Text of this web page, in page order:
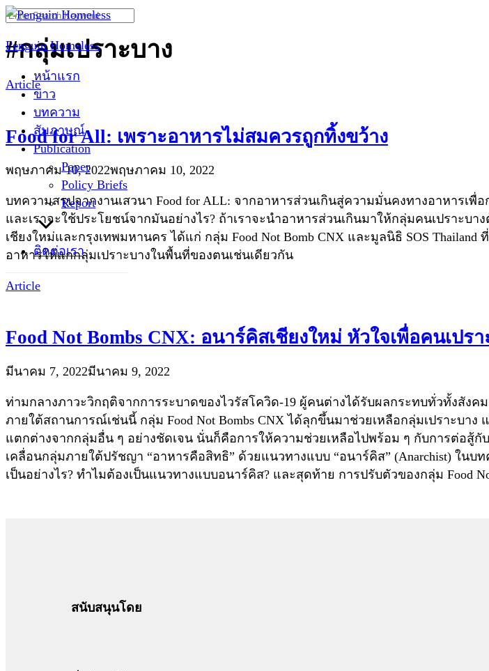
Skip
content
Penguin Homeless
หน้าแรก
ข่าว
บทความ
สัมภาษณ์
Publication
Paper
Policy Briefs
Report
ติดต่อเรา
Search
#กลุ่มเปราะบาง
Article
Food for All: เพราะอาหารไม่สมควรถูกทิ้งขว้าง
พฤษภาคม 10, 2022พฤษภาคม 10, 2022
บทความสรุปจากงานเสวนา Food for ALL: จากอาหารส่วนเกินสู่ความมั่นคงทางอาหารเ
และเราจะใช้ประโยชน์จากมันอย่างไร? ถ้าเราจะนำอาหารส่วนเกินมาให้กลุ่มคนเปราะ
เชียงใหม่และกรุงเทพมหานคร ได้แก่ กลุ่ม Food Not Bomb CNX และมูลนิธิ SOS
อาหารให้แก่กลุ่มเปราะบางในพื้นที่ของตนเช่นเดียวกัน
Article
Food Not Bombs CNX: อนาร์คิสเชียงใหม่ หัวใจเพื่อคนเปรา
มีนาคม 7, 2022มีนาคม 9, 2022
ท่ามกลางภาวะวิกฤติจากการระบาดของไวรัสโควิด-19 ผู้คนต่างได้รับผลกระทบทั่วทั้งสังค
ภายใต้สถานการณ์เช่นนี้ กลุ่ม Food Not Bombs CNX ได้ลุกขึ้นมาช่วยเหลือกลุ่มเปราะบา
แตกต่างจากกลุ่มอื่น ๆ อย่างชัดเจน นั่นก็คือการให้ความช่วยเหลือไปพร้อม ๆ กับการต่อสู้
เคลื่อนกลุ่มภายใต้ปรัชญา “อาหารคือสิทธิ” ด้วยแนวทางแบบ “อนาร์คิส” (Anarchist) ใน
เป็นอย่างไร? ทำไมต้องเป็นแนวทางแบบอนาร์คิส? และสุดท้าย การปรับตัวของกลุ่ม Food
สนับสนุนโดย